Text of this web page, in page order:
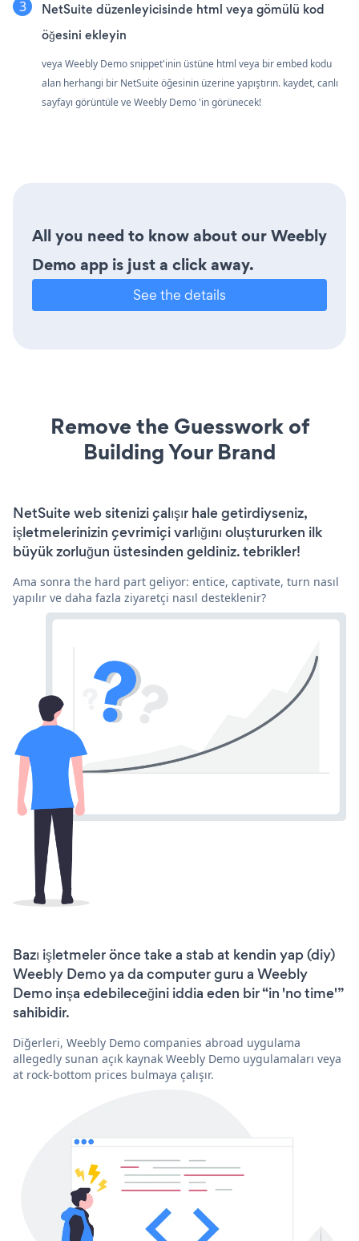
NetSuite düzenleyicisinde html veya gömülü kod
öğesini ekleyin
veya Weebly Demo snippet'inin üstüne html veya bir embed kodu
alan herhangi bir NetSuite öğesinin üzerine yapıştırın. kaydet, canlı
sayfayı görüntüle ve Weebly Demo 'in görünecek!
All you need to know about our Weebly
Demo app is just a click away.
See the details
Remove the Guesswork of
Building Your Brand
NetSuite web sitenizi çalışır hale getirdiyseniz,
işletmelerinizin çevrimiçi varlığını oluştururken ilk
büyük zorluğun üstesinden geldiniz. tebrikler!
Ama sonra the hard part geliyor: entice, captivate, turn nasıl
yapılır ve daha fazla ziyaretçi nasıl desteklenir?
Bazı işletmeler önce take a stab at kendin yap (diy)
Weebly Demo ya da computer guru a Weebly
Demo inşa edebileceğini iddia eden bir “in 'no time'”
sahibidir.
Diğerleri, Weebly Demo companies abroad uygulama
allegedly sunan açık kaynak Weebly Demo uygulamaları veya
at rock-bottom prices bulmaya çalışır.